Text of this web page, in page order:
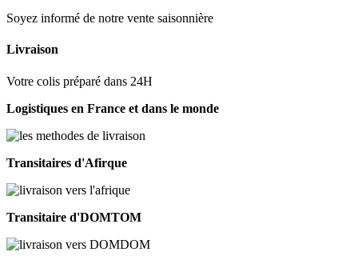
Soyez informé de notre vente saisonnière
Livraison
Votre colis préparé dans 24H
Logistiques en France et dans le monde
Transitaires d'Afirque
Transitaire d'DOMTOM